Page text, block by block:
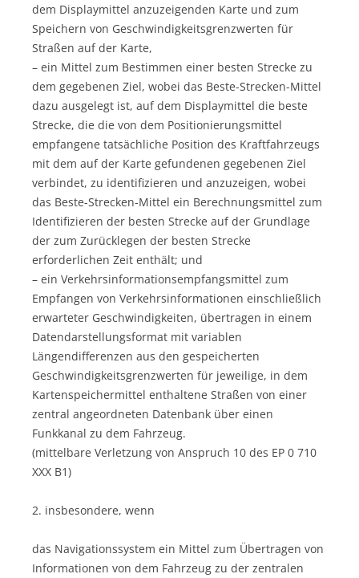
dem Displaymittel anzuzeigenden Karte und zum
Speichern von Geschwindigkeitsgrenzwerten für
Straßen auf der Karte,
– ein Mittel zum Bestimmen einer besten Strecke zu
dem gegebenen Ziel, wobei das Beste-Strecken-Mittel
dazu ausgelegt ist, auf dem Displaymittel die beste
Strecke, die die von dem Positionierungsmittel
empfangene tatsächliche Position des Kraftfahrzeugs
mit dem auf der Karte gefundenen gegebenen Ziel
verbindet, zu identifizieren und anzuzeigen, wobei
das Beste-Strecken-Mittel ein Berechnungsmittel zum
Identifizieren der besten Strecke auf der Grundlage
der zum Zurücklegen der besten Strecke
erforderlichen Zeit enthält; und
– ein Verkehrsinformationsempfangsmittel zum
Empfangen von Verkehrsinformationen einschließlich
erwarteter Geschwindigkeiten, übertragen in einem
Datendarstellungsformat mit variablen
Längendifferenzen aus den gespeicherten
Geschwindigkeitsgrenzwerten für jeweilige, in dem
Kartenspeichermittel enthaltene Straßen von einer
zentral angeordneten Datenbank über einen
Funkkanal zu dem Fahrzeug.
(mittelbare Verletzung von Anspruch 10 des EP 0 710
XXX B1)
2. insbesondere, wenn
das Navigationssystem ein Mittel zum Übertragen von
Informationen von dem Fahrzeug zu der zentralen